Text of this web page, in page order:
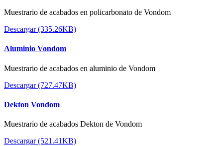
Muestrario de acabados en policarbonato de Vondom
Descargar (335.26KB)
Aluminio Vondom
Muestrario de acabados en aluminio de Vondom
Descargar (727.47KB)
Dekton Vondom
Muestrario de acabados Dekton de Vondom
Descargar (521.41KB)